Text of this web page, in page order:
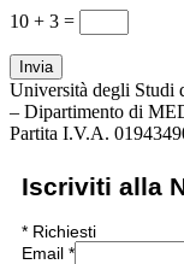
10 + 3 =
Invia
Università degli Studi
– Dipartimento di
Partita I.V.A.
Iscriviti alla
* Richiesti
Email *